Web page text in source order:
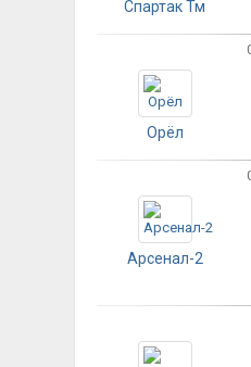
Спартак Тм
Орёл
Арсенал-2